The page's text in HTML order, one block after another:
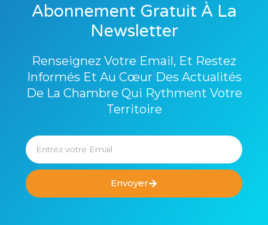
Abonnement Gratuit À La
Newsletter
Renseignez Votre Email, Et Restez
Informés Et Au Cœur Des Actualités
De La Chambre Qui Rythment Votre
Territoire
Envoyer